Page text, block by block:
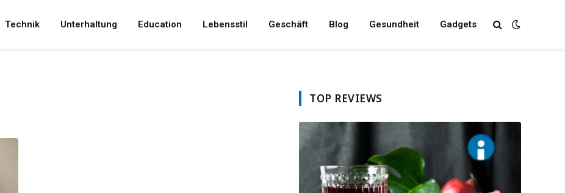
Technik Unterhaltung Education Lebensstil Geschäft Blog Gesundheit Gadgets
TOP REVIEWS